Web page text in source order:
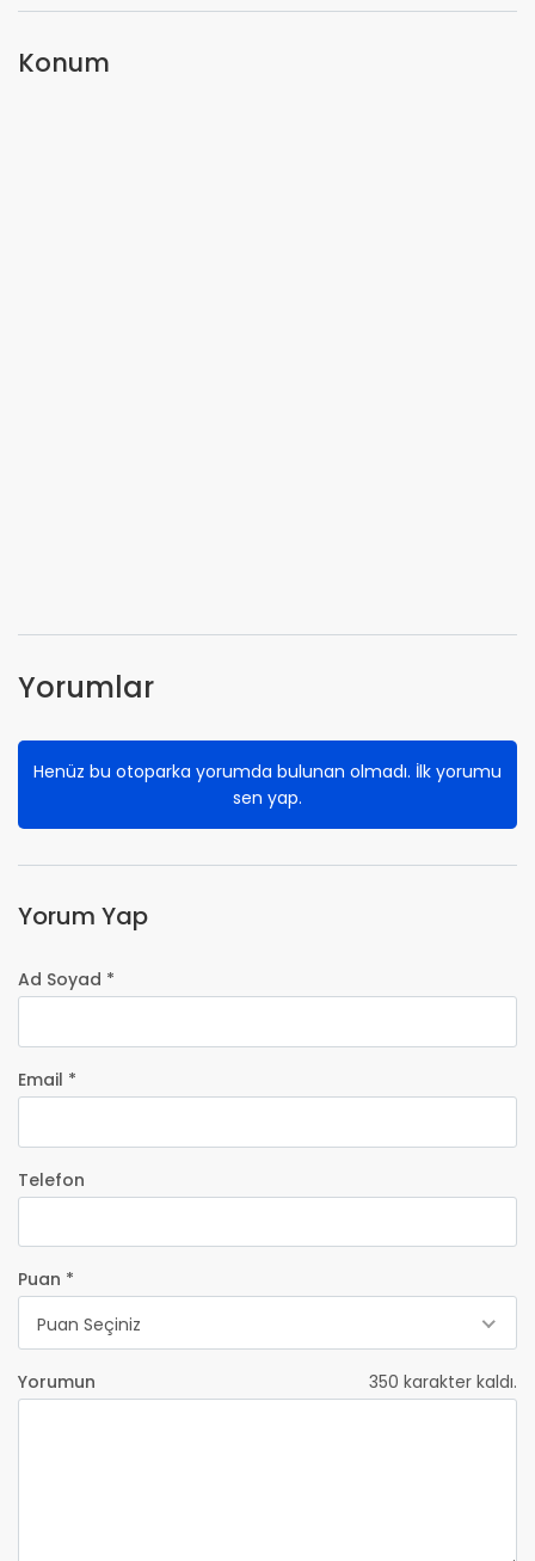
Konum
Yorumlar
Henüz bu otoparka yorumda bulunan olmadı. İlk yorumu
sen yap.
Yorum Yap
Ad Soyad *
Email *
Telefon
Puan *
Puan Seçiniz
Yorumun 350 karakter kaldı.